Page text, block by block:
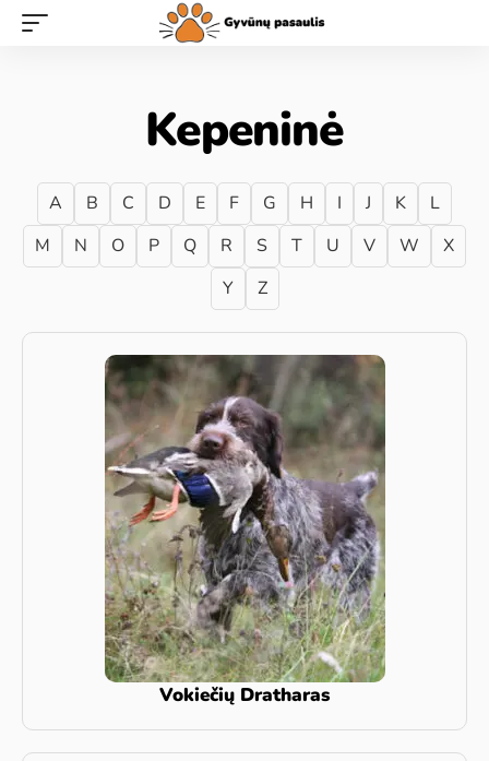
Kepeninė
A B C D E F G H I J K
L
M
N O P Q R S T U V W
X
Y
Z
Vokiečių Dratharas